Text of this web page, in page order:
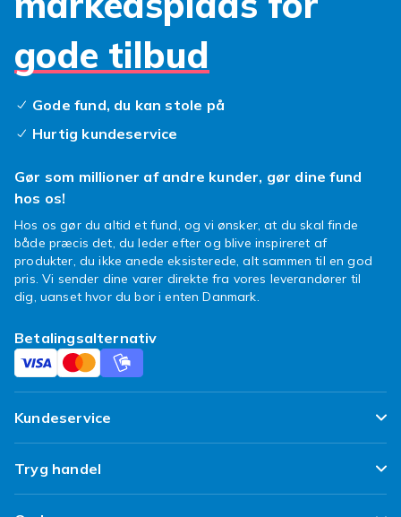
gode tilbud
Gode fund, du kan stole på
Hurtig kundeservice
Gør som millioner af andre kunder, gør dine fund
hos os!
Hos os gør du altid et fund, og vi ønsker, at du skal finde
både præcis det, du leder efter og blive inspireret af
produkter, du ikke anede eksisterede, alt sammen til en god
pris. Vi sender dine varer direkte fra vores leverandører til
dig, uanset hvor du bor i enten Danmark.
Betalingsalternativ
Kundeservice
Ofte stillede spørgsmål
Spor min pakke
Tryg handel
Tilfredshedsgaranti